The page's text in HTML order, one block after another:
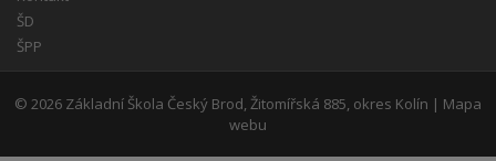
ŠD
ŠPP
© 2026 Základní Škola Český Brod, Žitomířská 885, okres Kolín | Mapa
webu